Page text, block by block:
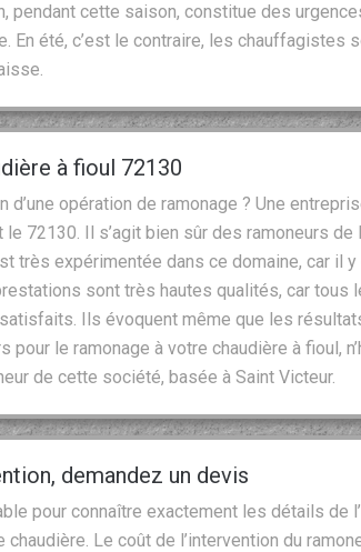
pendant cette saison, constitue des
En été, c’est le contraire, les chauffagistes
à fioul 72130
d’une opération de ramonage ? Une
72130. Il s’agit bien sûr des ramoneurs de
très expérimentée dans ce domaine, car il
sont très hautes qualités, car tous
Ils évoquent même que les
pour le ramonage à votre chaudière à fioul,
de cette société, basée à Saint Victeur.
demandez un devis
pour connaître exactement les détails de
chaudière. Le coût de l’intervention du